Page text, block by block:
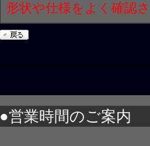
形状や仕様をよく確認
●営業時間のご案内